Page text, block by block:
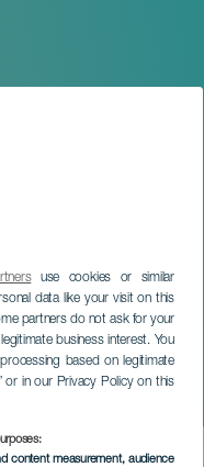
use cookies or similar
data like your visit on this
partners do not ask for your
business interest. You
based on legitimate
or in our Privacy Policy on this
content measurement, audience